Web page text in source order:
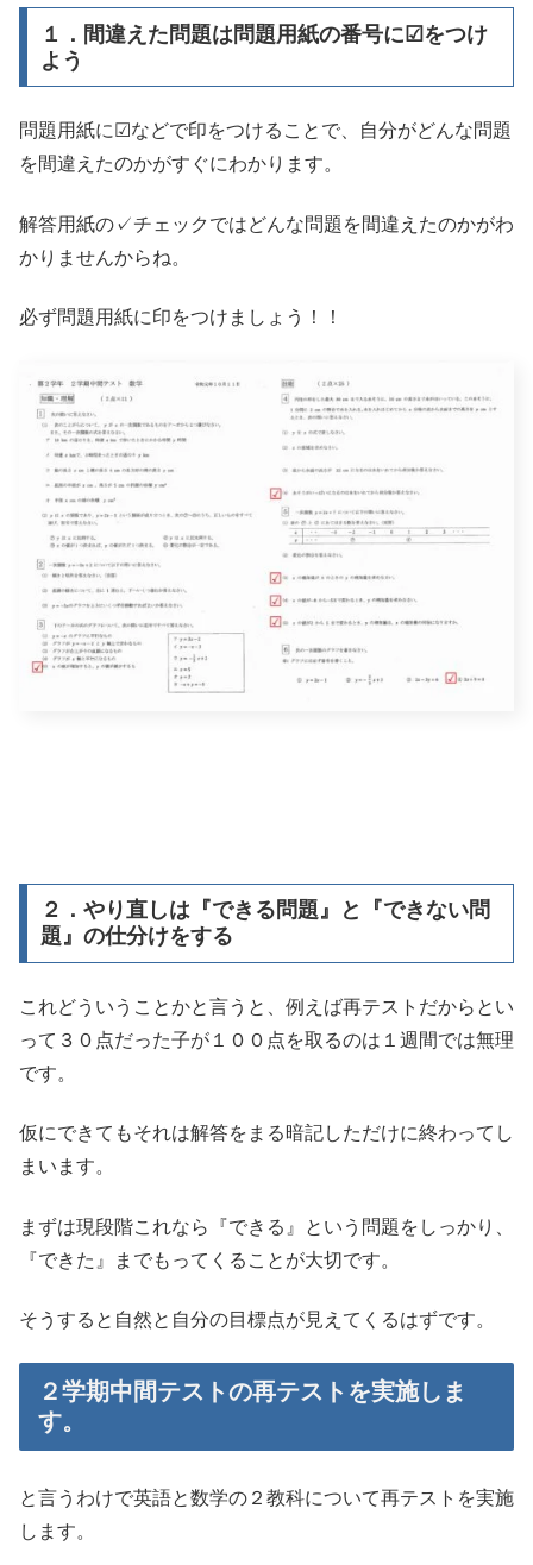
１．間違えた問題は問題用紙の番号に☑をつけ
よう
問題用紙に☑などで印をつけることで、自分がどんな問題
を間違えたのかがすぐにわかります。
解答用紙の✓チェックではどんな問題を間違えたのかがわ
かりませんからね。
必ず問題用紙に印をつけましょう！！
２．やり直しは『できる問題』と『できない問
題』の仕分けをする
これどういうことかと言うと、例えば再テストだからとい
って３０点だった子が１００点を取るのは１週間では無理
です。
仮にできてもそれは解答をまる暗記しただけに終わってし
まいます。
まずは現段階これなら『できる』という問題をしっかり、
『できた』までもってくることが大切です。
そうすると自然と自分の目標点が見えてくるはずです。
２学期中間テストの再テストを実施しま
す。
と言うわけで英語と数学の２教科について再テストを実施
します。